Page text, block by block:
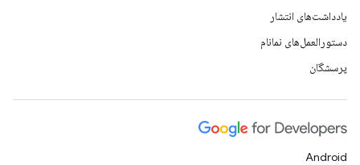
یادداشت‌های انتشار
دستورالعمل‌های نمانام
پرسشگان
Android